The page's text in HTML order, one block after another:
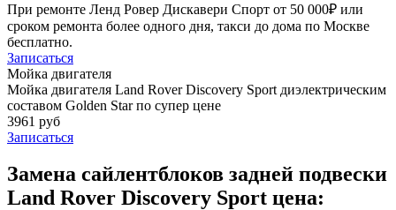
При ремонте Ленд Ровер Дискавери Спорт от 50 000₽ или
сроком ремонта более одного дня, такси до дома по Москве
бесплатно.
Записаться
Мойка двигателя
Мойка двигателя Land Rover Discovery Sport диэлектрическим
составом Golden Star по супер цене
3961 руб
Записаться
Замена сайлентблоков задней подвески
Land Rover Discovery Sport цена: